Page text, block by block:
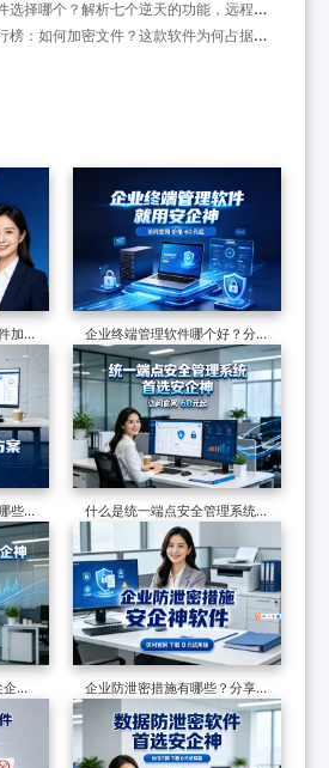
选择哪个？解析七个逆天的功能，远程监
榜：如何加密文件？这款软件为何占据榜
加密
加密
企业终端管理软件哪个好？分享
一款软件的七大功能，防护终端
安全超有效
些？
合全
什么是统一端点安全管理系统？
六个核心功能了解它的真面目
业
果很
企业防泄密措施有哪些？分享一
个防泄密软件，防泄密的六种多
维度措施